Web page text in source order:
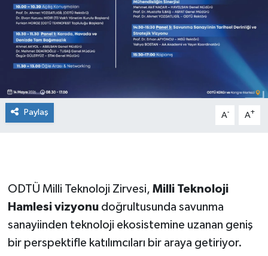
Paylaş A- A+
ODTÜ Milli Teknoloji Zirvesi, Milli Teknoloji
Hamlesi vizyonudoğrultusunda savunma
sanayiinden teknoloji ekosistemine uzanan geniş
bir perspektifle katılımcıları bir araya getiriyor.